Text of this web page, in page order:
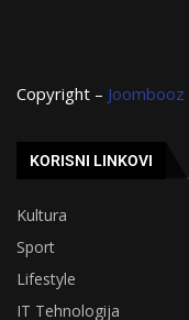
Copyright – Joombooz
KORISNI LINKOVI
Kultura
Sport
Lifestyle
IT Tehnologija